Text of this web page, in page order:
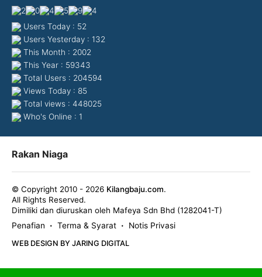
Users Today : 52
Users Yesterday : 132
This Month : 2002
This Year : 59343
Total Users : 204594
Views Today : 85
Total views : 448025
Who's Online : 1
Rakan Niaga
© Copyright 2010 - 2026 Kilangbaju.com.
All Rights Reserved.
Dimiliki dan diuruskan oleh Mafeya Sdn Bhd (1282041-T)
Penafian
• Terma & Syarat • Notis Privasi
WEB DESIGN BY JARING DIGITAL